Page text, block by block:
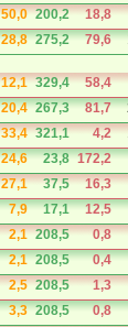
50,0 200,2 18,8
28,8 275,2 79,6
12,1 329,4 58,4
20,4 267,3 81,7
33,4 321,1 4,2
24,6 23,8 172,2
27,1 37,5 16,3
7,9 17,1 12,5
2,1 208,5 0,8
2,1 208,5 0,4
2,5 208,5 1,3
3,3 208,5 0,8